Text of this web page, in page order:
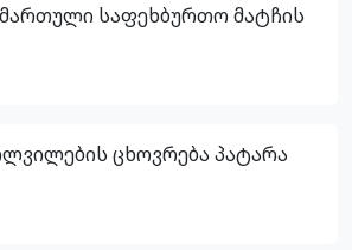
საფეხბურთო მატჩის
ცხოვრება პატარა